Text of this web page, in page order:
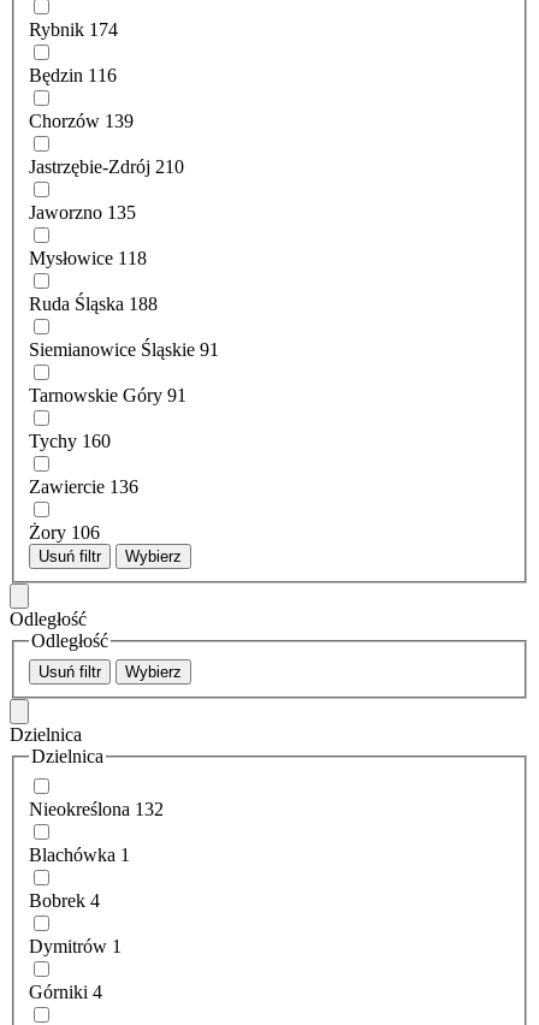
Rybnik 174
Będzin 116
Chorzów 139
Jastrzębie-Zdrój 210
Jaworzno 135
Mysłowice 118
Ruda Śląska 188
Siemianowice Śląskie 91
Tarnowskie Góry 91
Tychy 160
Zawiercie 136
Żory 106
Usuń filtr Wybierz
Odległość
Odległość
Usuń filtr Wybierz
Dzielnica
Dzielnica
Nieokreślona 132
Blachówka 1
Bobrek 4
Dymitrów 1
Górniki 4